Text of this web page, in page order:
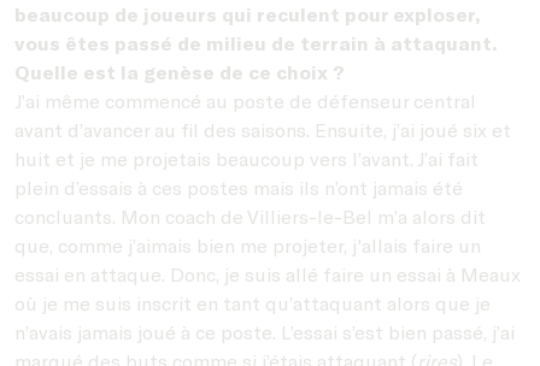
beaucoup de joueurs qui reculent pour exploser,
vous êtes passé de milieu de terrain à attaquant.
Quelle est la genèse de ce choix ?
J’ai même commencé au poste de défenseur central
avant d’avancer au fil des saisons. Ensuite, j’ai joué six et
huit et je me projetais beaucoup vers l’avant. J’ai fait
plein d’essais à ces postes mais ils n’ont jamais été
concluants. Mon coach de Villiers-le-Bel m’a alors dit
que, comme j’aimais bien me projeter, j'allais faire un
essai en attaque. Donc, je suis allé faire un essai à Meaux
où je me suis inscrit en tant qu’attaquant alors que je
n’avais jamais joué à ce poste. L’essai s’est bien passé, j’ai
marqué des buts comme si j’étais attaquant (rires). Le